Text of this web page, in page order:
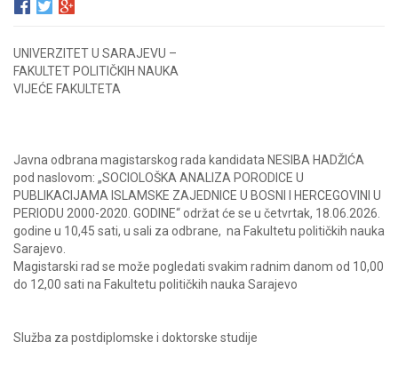
UNIVERZITET U SARAJEVU –
FAKULTET POLITIČKIH NAUKA
VIJEĆE FAKULTETA
Javna odbrana magistarskog rada kandidata NESIBA HADŽIĆA
pod naslovom: „SOCIOLOŠKA ANALIZA PORODICE U
PUBLIKACIJAMA ISLAMSKE ZAJEDNICE U BOSNI I HERCEGOVINI U
PERIODU 2000-2020. GODINE“ održat će se u četvrtak, 18.06.2026.
godine u 10,45 sati, u sali za odbrane, na Fakultetu političkih nauka
Sarajevo.
Magistarski rad se može pogledati svakim radnim danom od 10,00
do 12,00 sati na Fakultetu političkih nauka Sarajevo
Služba za postdiplomske i doktorske studije